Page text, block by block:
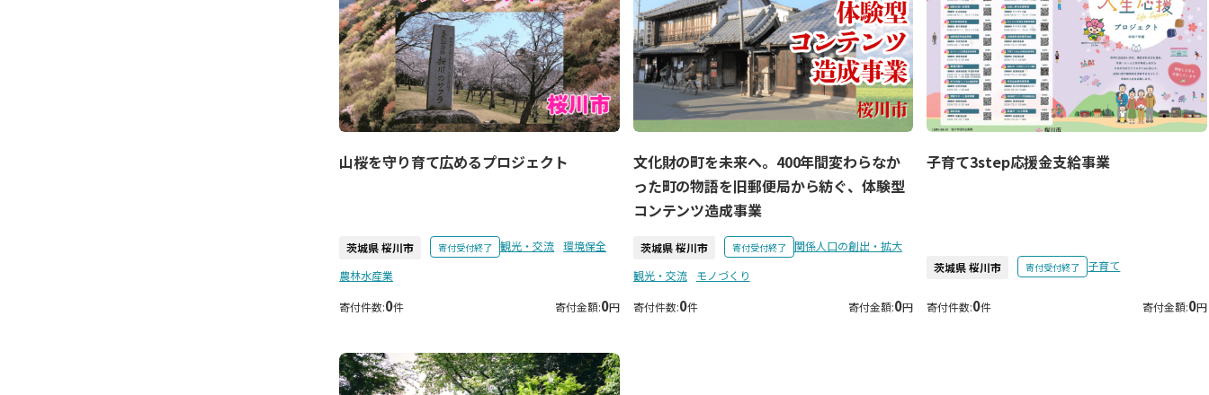
山桜を守り育て広めるプロジェクト
茨城県 桜川市 寄付受付終了 観光・交流 環境保全
農林水産業
寄付件数:0件 寄付金額:0円
文化財の町を未来へ。400年間変わらなか
った町の物語を旧郵便局から紡ぐ、体験型
コンテンツ造成事業
茨城県 桜川市 寄付受付終了
関係人口の創出・拡大
観光・交流
モノづくり
寄付件数:0件 寄付金額:0円
子育て3step応援金支給事業
茨城県 桜川市 寄付受付終了 子育て
寄付件数:0件 寄付金額:0円